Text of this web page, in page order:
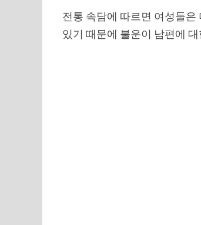
전통 속담에 따르면 여성들
있기 때문에 불운이 남편에